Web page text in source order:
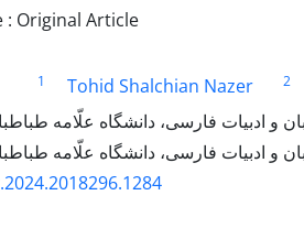
: Original Article
1 Tohid Shalchian Nazer
2
و ادبیات فارسی، دانشگاه علّامه
و ادبیات فارسی، دانشگاه علّامه